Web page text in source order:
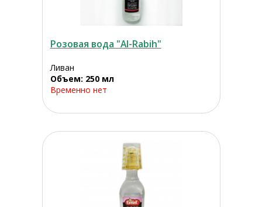
Розовая вода "Al-Rabih"
Ливан
Объем: 250 мл
Временно нет